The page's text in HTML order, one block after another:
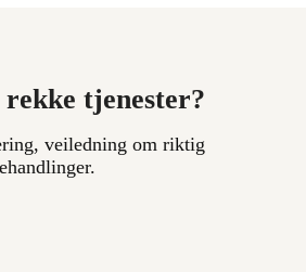
tjenester?
veiledning om riktig